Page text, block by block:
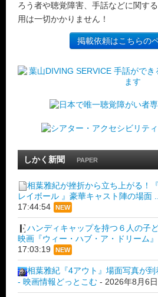
ろう者や聴覚障害、手話などに関す
用は一切かかりません！
掲載依頼はこちらの
しかく新聞 PAPER
相葉雅紀が挫折から立ち上がる！
レイボール 』豪華キャスト陣の場面 ...
17:44:54
NEW
ハンディキャップを持つ６人の子
映画『ウィー・ハブ・ア・ドリーム』
17:03:19
NEW
相葉雅紀『4アウト』場面写真が
- 映画情報どっとこむ - 2026年8月6